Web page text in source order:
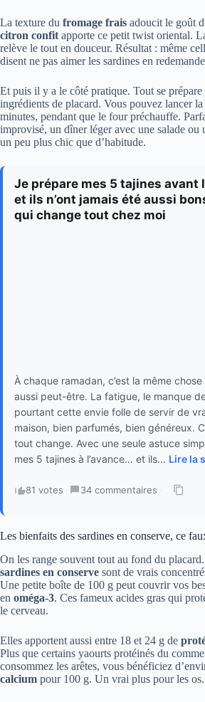
La texture du fromage frais adoucit le goût
citron confit apporte ce petit twist oriental.
relève le tout en douceur. Résultat : même
disent ne pas aimer les sardines en
Et puis il y a le côté pratique. Tout se prépare
ingrédients de placard. Vous pouvez lancer
minutes, pendant que le four préchauffe.
improvisé, un dîner léger avec une salade ou
un peu plus chic que d’habitude.
Je prépare mes 5 tajines avant
et ils n’ont jamais été aussi
qui change tout chez moi
À chaque ramadan, c’est la même
aussi peut-être. La fatigue, le manque
pourtant cette envie folle de servir de
maison, bien parfumés, bien généreux.
tout change. Avec une seule astuce
mes 5 tajines à l’avance… et ils... Lire la
81 votes · 34 commentaires ·
Les bienfaits des sardines en conserve, ce
On les range souvent tout au fond du
sardines en conserve sont de vrais
Une petite boîte de 100 g peut couvrir vos
en oméga-3. Ces fameux acides gras qui
le cerveau.
Elles apportent aussi entre 18 et 24 g de
Plus que certains yaourts protéinés du
consommez les arêtes, vous bénéficiez
calcium pour 100 g. Un vrai plus pour les os.